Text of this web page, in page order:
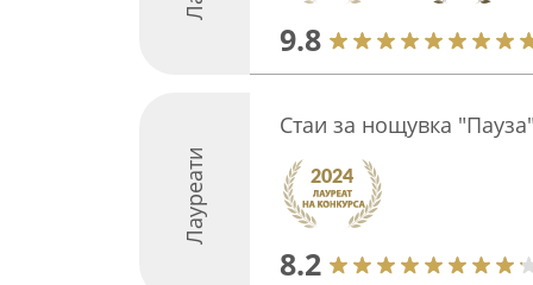
9.8
Лауреати
Стаи за нощувка
8.2